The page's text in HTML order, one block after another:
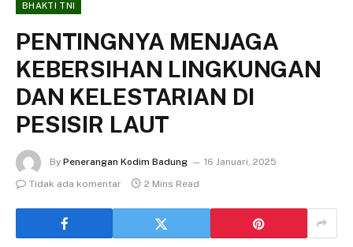
BHAKTI TNI
PENTINGNYA MENJAGA
KEBERSIHAN LINGKUNGAN
DAN KELESTARIAN DI
PESISIR LAUT
By Penerangan Kodim Badung
16 Januari, 2025
Tidak ada komentar
2 Mins Read